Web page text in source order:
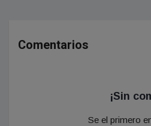
Comentarios
¡Sin
Se el primero